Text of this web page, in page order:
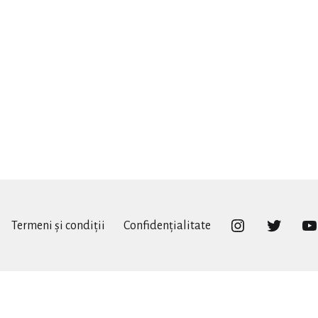
Termeni și condiții Confidențialitate InstagramTwitter